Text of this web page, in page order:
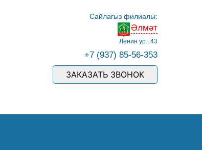
Сайлагыз филиалы:
Әлмәт
Ленин ур., 43
+7 (937) 85-56-353
ЗАКАЗАТЬ ЗВОНОК